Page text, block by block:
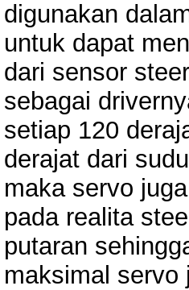
digunakan
untuk dapat
dari sensor
sebagai
setiap 120
derajat dari
maka servo
pada realita
putaran
maksimal servo